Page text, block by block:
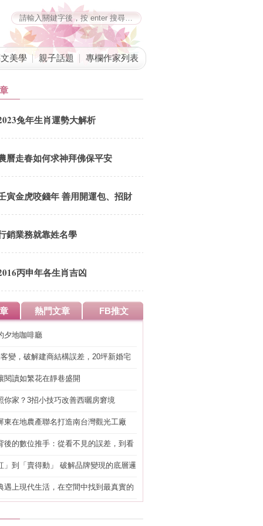
美學 親子話題 專欄作家列表
兔年生肖運勢大解析
曆走春如何求神拜佛保平安
寅金虎咬錢年 善用開運包、招財
銷業務就靠姓名學
丙申年各生肖吉凶
熱門文章 FB推文
夕地咖啡廳
變，破解建商結構誤差，20坪新婚宅
閱讀如繁花在靜巷盛開
你家？3招小技巧改善西曬房窘境
東在地農產聯名打造南台灣觀光工廠
後的數位推手：從看不見的誤差，到看
」到「賣得動」 破解品牌變現的底層邏
遇上現代生活，在空間中找到最真實的